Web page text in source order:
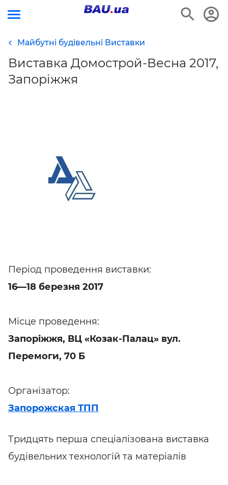
Майбутні будівельні Виставки
Виставка Домострой-Весна 2017,
Запоріжжя
Період проведення виставки:
16—18 березня 2017
Місце проведення:
Запоріжжя, ВЦ «Козак-Палац» вул.
Перемоги, 70 Б
Організатор:
Запорожская ТПП
Тридцять перша спеціалізована виставка
будівельних технологій та матеріалів